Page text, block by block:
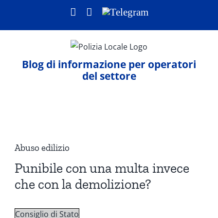
contenuto
Facebook
LinkedIn
Telegram
Blog di informazione per operatori
del settore
immagine
Abuso edilizio
Punibile con una multa invece
che con la demolizione?
Consiglio di Stato